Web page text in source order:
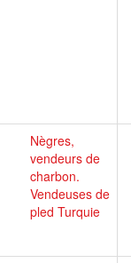
Nègres,
vendeurs de
charbon.
Vendeuses de
pled Turquie